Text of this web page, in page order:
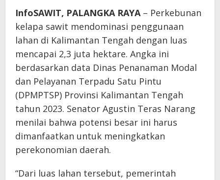
InfoSAWIT, PALANGKA RAYA– Perkebunan
kelapa sawit mendominasi penggunaan
lahan di Kalimantan Tengah dengan luas
mencapai 2,3 juta hektare. Angka ini
berdasarkan data Dinas Penanaman Modal
dan Pelayanan Terpadu Satu Pintu
(DPMPTSP) Provinsi Kalimantan Tengah
tahun 2023. Senator Agustin Teras Narang
menilai bahwa potensi besar ini harus
dimanfaatkan untuk meningkatkan
perekonomian daerah.
“Dari luas lahan tersebut, pemerintah